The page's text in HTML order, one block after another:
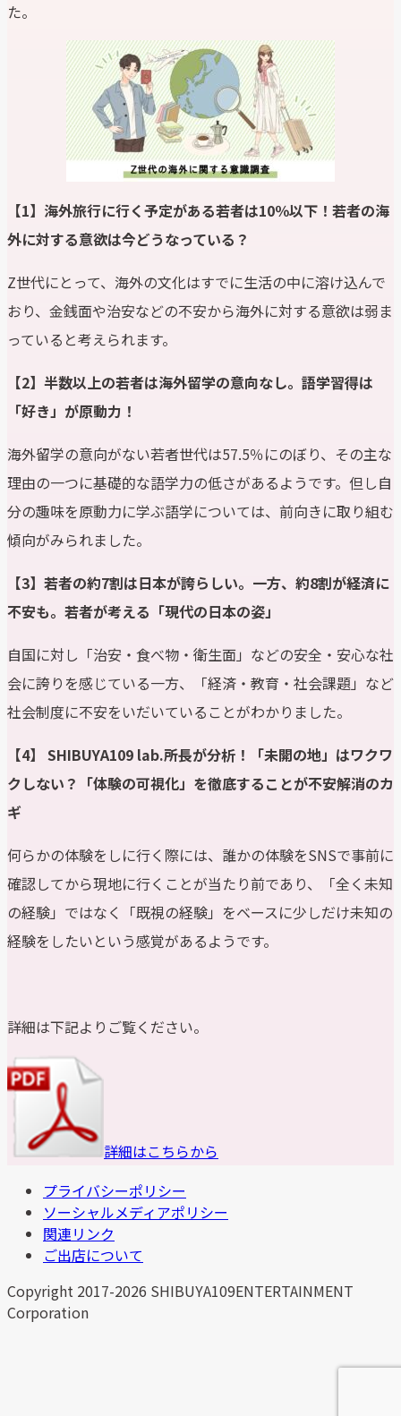
た。
【1】 海外旅行に行く予定がある若者は10％以下！若者の海
外に対する意欲は今どうなっている？
Z世代にとって、海外の文化はすでに生活の中に溶け込んで
おり、金銭面や治安などの不安から海外に対する意欲は弱ま
っていると考えられます。
【2】 半数以上の若者は海外留学の意向なし。語学習得は
「好き」が原動力！
海外留学の意向がない若者世代は57.5％にのぼり、その主な
理由の一つに基礎的な語学力の低さがあるようです。但し自
分の趣味を原動力に学ぶ語学については、前向きに取り組む
傾向がみられました。
【3】 若者の約7割は日本が誇らしい。一方、約8割が経済に
不安も。若者が考える「現代の日本の姿」
自国に対し「治安・食べ物・衛生面」などの安全・安心な社
会に誇りを感じている一方、「経済・教育・社会課題」など
社会制度に不安をいだいていることがわかりました。
【4】 SHIBUYA109 lab.所長が分析！
「未開の地」はワクワ
クしない？「体験の可視化」を徹底することが不安解消のカ
ギ
何らかの体験をしに行く際には、誰かの体験をSNSで事前に
確認してから現地に行くことが当たり前であり、「全く未知
の経験」ではなく「既視の経験」をベースに少しだけ未知の
経験をしたいという感覚があるようです。
詳細は下記よりご覧ください。
詳細はこちらから
プライバシーポリシー
ソーシャルメディアポリシー
関連リンク
ご出店について
Copyright 2017-2026 SHIBUYA109ENTERTAINMENT
Corporation